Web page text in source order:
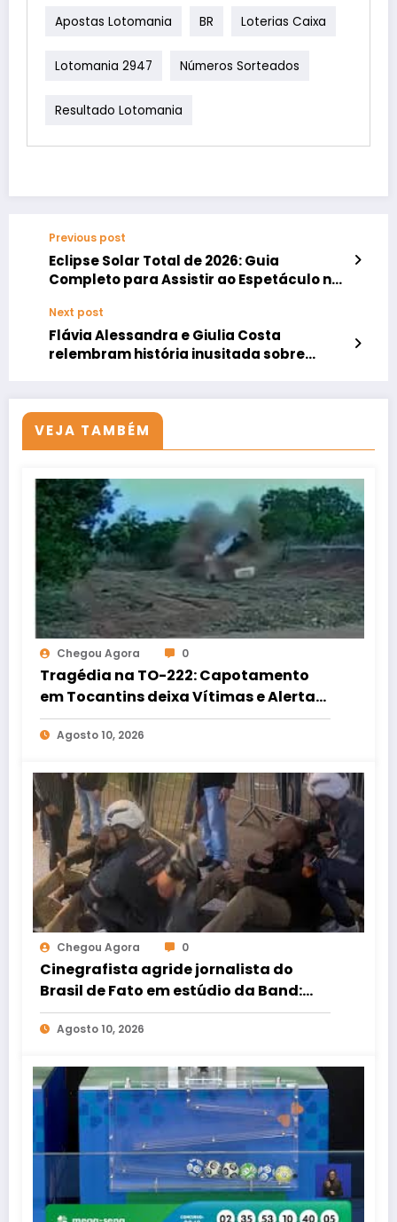
Apostas Lotomania BR Loterias Caixa
Lotomania 2947 Números Sorteados
Resultado Lotomania
Previous post
Eclipse Solar Total de 2026: Guia
Completo para Assistir ao Espetáculo na
Next post
Flávia Alessandra e Giulia Costa
relembram história inusitada sobre
VEJA TAMBÉM
Chegou Agora 0
Tragédia na TO-222: Capotamento
em Tocantins deixa Vítimas e Alerta
para Segurança nas Estradas
Agosto 10, 2026
Chegou Agora 0
Cinegrafista agride jornalista do
Brasil de Fato em estúdio da Band:
Entenda o caso
Agosto 10, 2026